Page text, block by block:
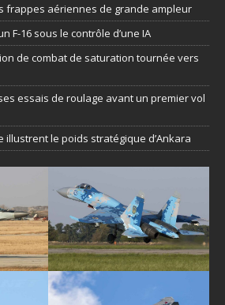
frappes aériennes de grande ampleur
F-16 sous le contrôle d’une IA
de combat de saturation tournée vers
essais de roulage avant un premier vol
illustrent le poids stratégique d’Ankara